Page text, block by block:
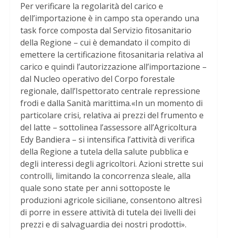
Per verificare la regolarità del carico e
dell’importazione è in campo sta operando una
task force composta dal Servizio fitosanitario
della Regione – cui è demandato il compito di
emettere la certificazione fitosanitaria relativa al
carico e quindi l’autorizzazione all’importazione –
dal Nucleo operativo del Corpo forestale
regionale, dall’Ispettorato centrale repressione
frodi e dalla Sanità marittima.«In un momento di
particolare crisi, relativa ai prezzi del frumento e
del latte – sottolinea l’assessore all’Agricoltura
Edy Bandiera – si intensifica l’attività di verifica
della Regione a tutela della salute pubblica e
degli interessi degli agricoltori. Azioni strette sui
controlli, limitando la concorrenza sleale, alla
quale sono state per anni sottoposte le
produzioni agricole siciliane, consentono altresì
di porre in essere attività di tutela dei livelli dei
prezzi e di salvaguardia dei nostri prodotti».